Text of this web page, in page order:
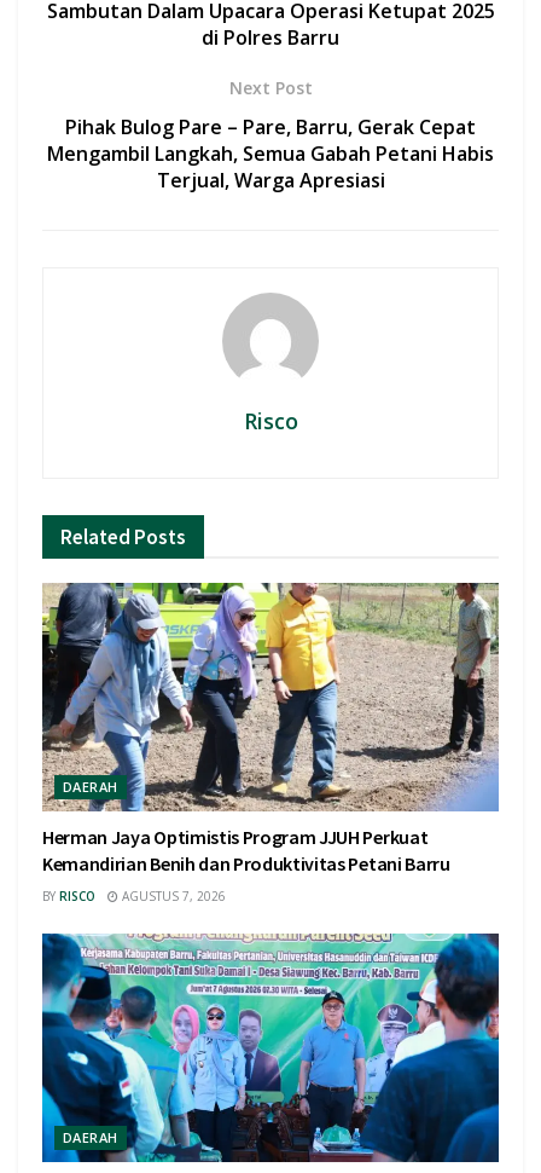
o p
Sambutan Dalam Upacara Operasi Ketupat 2025
di Polres Barru
Next Post
Pihak Bulog Pare – Pare, Barru, Gerak Cepat
Mengambil Langkah, Semua Gabah Petani Habis
Terjual, Warga Apresiasi
Risco
Related Posts
DAERAH
Herman Jaya Optimistis Program JJUH Perkuat
Kemandirian Benih dan Produktivitas Petani Barru
BY RISCO AGUSTUS 7, 2026
DAERAH